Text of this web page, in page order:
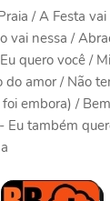
/ A Festa
vai nessa /
quero você /
do amor / Não
embora) /
Eu também